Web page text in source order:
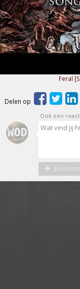
Feral
Delen op
Ook een
Bericht